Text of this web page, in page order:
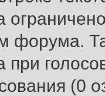
форума.
при
(0